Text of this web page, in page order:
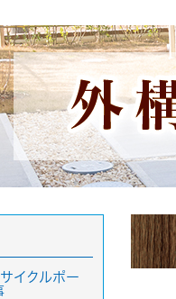
イクルポー